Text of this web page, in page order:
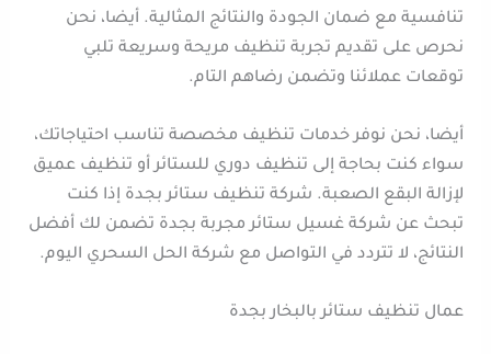
تنافسية مع ضمان الجودة والنتائج المثالية. أيضا، نحن
نحرص على تقديم تجربة تنظيف مريحة وسريعة تلبي
توقعات عملائنا وتضمن رضاهم التام.
أيضا، نحن نوفر خدمات تنظيف مخصصة تناسب احتياجاتك،
سواء كنت بحاجة إلى تنظيف دوري للستائر أو تنظيف عميق
لإزالة البقع الصعبة. شركة تنظيف ستائر بجدة إذا كنت
تبحث عن شركة غسيل ستائر مجربة بجدة تضمن لك أفضل
النتائج، لا تتردد في التواصل مع شركة الحل السحري اليوم.
عمال تنظيف ستائر بالبخار بجدة